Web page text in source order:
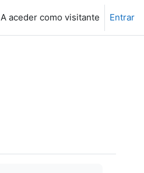
A aceder como visitante Entrar